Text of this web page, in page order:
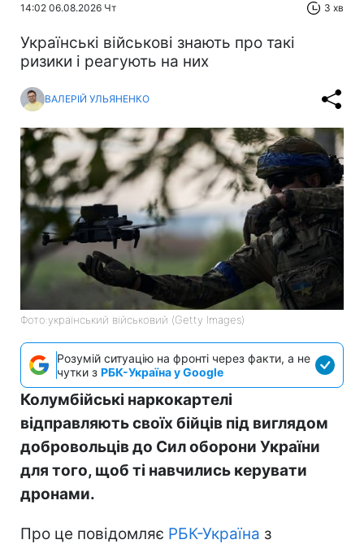
14:02 06.08.2026 Чт 3 хв
Українські військові знають про такі
ризики і реагують на них
ВАЛЕРІЙ УЛЬЯНЕНКО
Фото:український військовий (Getty Images)
Розумій ситуацію на фронті через факти, а не
чутки з РБК-Україна у Google
Колумбійські наркокартелі
відправляють своїх бійців під виглядом
добровольців до Сил оборони України
для того, щоб ті навчились керувати
дронами.
Про це повідомляє РБК-Україна з